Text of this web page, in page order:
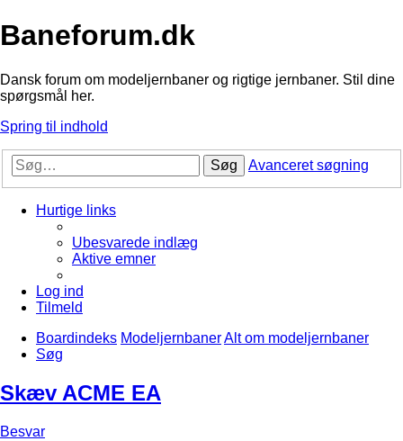
Baneforum.dk
Dansk forum om modeljernbaner og rigtige jernbaner. Stil dine
spørgsmål her.
Spring til indhold
Søg Avanceret søgning
Hurtige links
Ubesvarede indlæg
Aktive emner
Log ind
Tilmeld
Boardindeks ModeljernbanerAlt om modeljernbaner
Søg
Skæv ACME EA
Besvar